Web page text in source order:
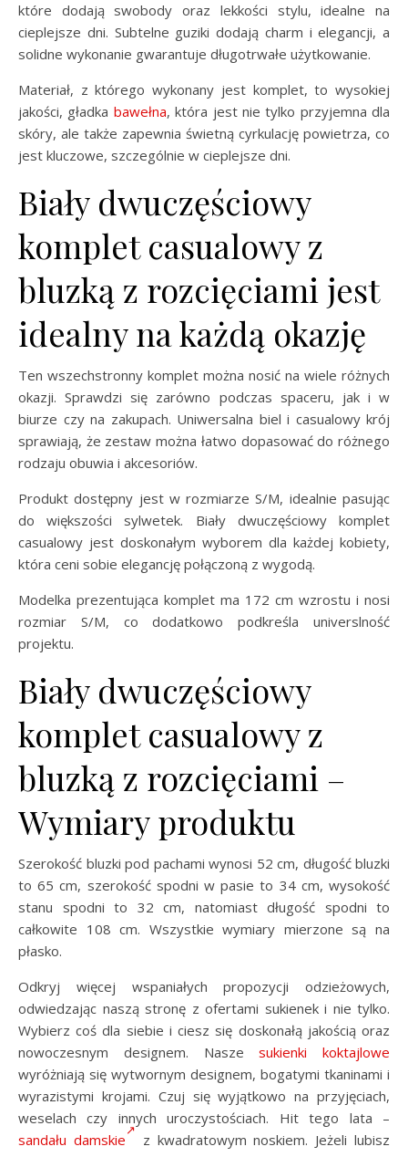
które dodają swobody oraz lekkości stylu, idealne na
cieplejsze dni. Subtelne guziki dodają charm i elegancji, a
solidne wykonanie gwarantuje długotrwałe użytkowanie.
Materiał, z którego wykonany jest komplet, to wysokiej
jakości, gładka bawełna, która jest nie tylko przyjemna dla
skóry, ale także zapewnia świetną cyrkulację powietrza, co
jest kluczowe, szczególnie w cieplejsze dni.
Biały dwuczęściowy
komplet casualowy z
bluzką z rozcięciami jest
idealny na każdą okazję
Ten wszechstronny komplet można nosić na wiele różnych
okazji. Sprawdzi się zarówno podczas spaceru, jak i w
biurze czy na zakupach. Uniwersalna biel i casualowy krój
sprawiają, że zestaw można łatwo dopasować do różnego
rodzaju obuwia i akcesoriów.
Produkt dostępny jest w rozmiarze S/M, idealnie pasując
do większości sylwetek. Biały dwuczęściowy komplet
casualowy jest doskonałym wyborem dla każdej kobiety,
która ceni sobie elegancję połączoną z wygodą.
Modelka prezentująca komplet ma 172 cm wzrostu i nosi
rozmiar S/M, co dodatkowo podkreśla universlność
projektu.
Biały dwuczęściowy
komplet casualowy z
bluzką z rozcięciami –
Wymiary produktu
Szerokość bluzki pod pachami wynosi 52 cm, długość bluzki
to 65 cm, szerokość spodni w pasie to 34 cm, wysokość
stanu spodni to 32 cm, natomiast długość spodni to
całkowite 108 cm. Wszystkie wymiary mierzone są na
płasko.
Odkryj więcej wspaniałych propozycji odzieżowych,
odwiedzając naszą stronę z ofertami sukienek i nie tylko.
Wybierz coś dla siebie i ciesz się doskonałą jakością oraz
nowoczesnym designem. Naszesukienki koktajlowe
wyróżniają się wytwornym designem, bogatymi tkaninami i
wyrazistymi krojami. Czuj się wyjątkowo na przyjęciach,
weselach czy innych uroczystościach. Hit tego lata –
sandału damskie
z kwadratowym noskiem. Jeżeli lubisz